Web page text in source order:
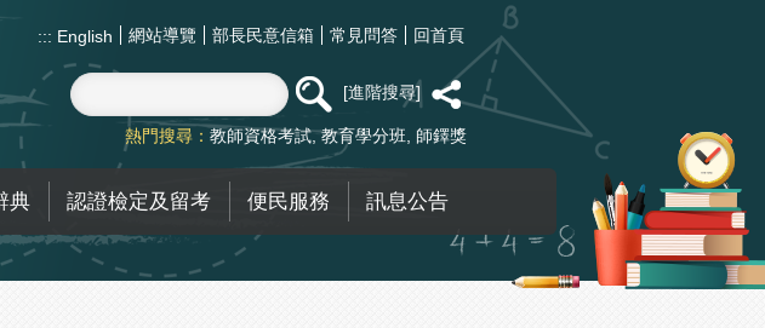
::: English 網站導覽 部長民意信箱 常見問答 回首頁
進階搜尋
熱門搜尋： 教師資格考試 教育學分班 師鐸獎
典 認證檢定及留考 便民服務 訊息公告